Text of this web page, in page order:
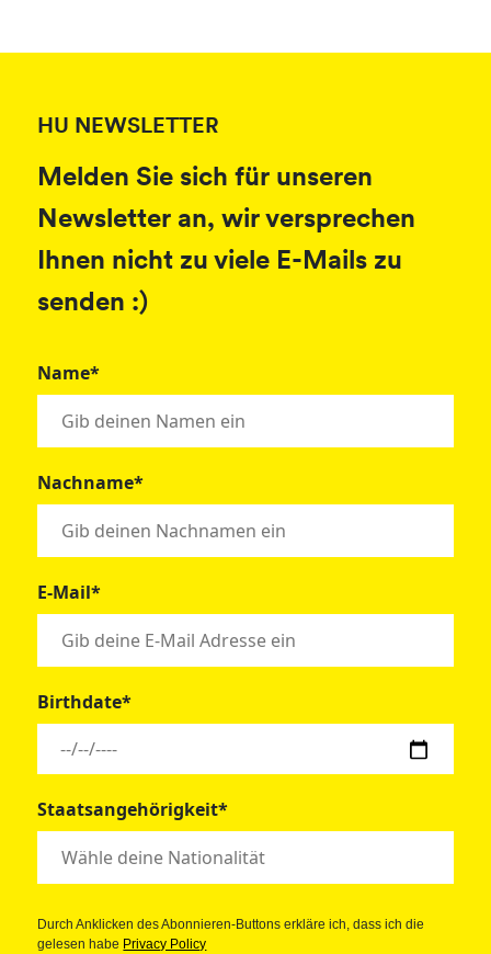
HU NEWSLETTER
Melden Sie sich für unseren
Newsletter an, wir versprechen
Ihnen nicht zu viele E-Mails zu
senden :)
Name*
Nachname*
E-Mail*
Birthdate*
Staatsangehörigkeit*
Durch Anklicken des Abonnieren-Buttons erkläre ich, dass ich die
gelesen habe Privacy Policy